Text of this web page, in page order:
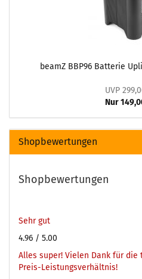
beamZ BBP96 Batterie
UVP
Nur
Shopbewertungen
Shopbewertungen
Sehr gut
4.96 / 5.00
Alles super! Vielen Dank für die
Preis-Leistungsverhältnis!